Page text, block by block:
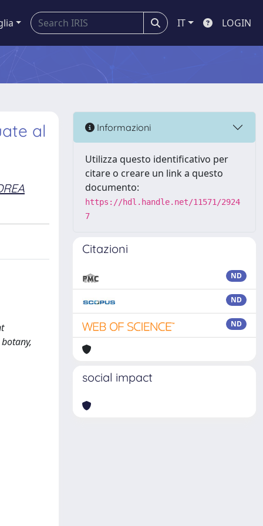
IT LOGIN
al
Informazioni
Utilizza questo identificativo per
citare o creare un link a questo
documento:
https://hdl.handle.net/11571/2924
7
Citazioni
ND
ND
ND
social impact